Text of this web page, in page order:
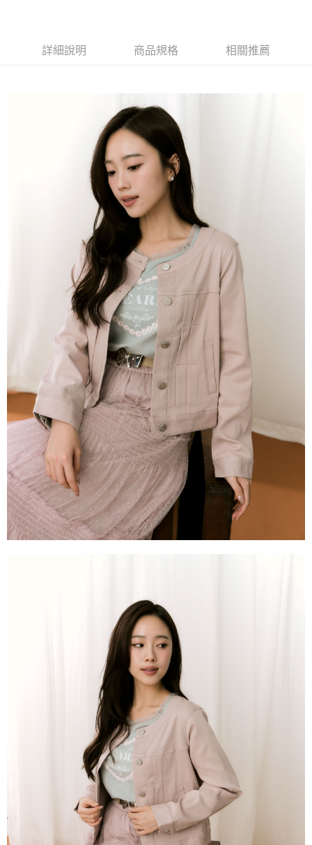
運送方式
每筆NT$80，滿NT$2,000(含以上)免運費
每筆NT$80，滿NT$2,000(含以上)免運費
每筆NT$80，滿NT$2,000(含以上)免運費
每筆NT$80，滿NT$2,000(含以上)免運費
每筆NT$100，滿NT$2,000(含以上)免運費
詳細說明 商品規格 相關推薦